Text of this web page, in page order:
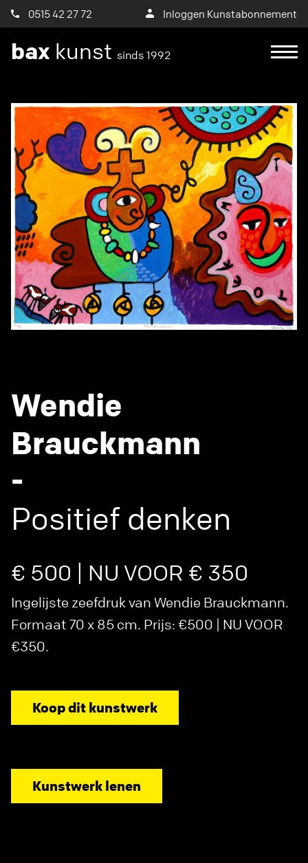
0515 42 27 72 Inloggen Kunstabonnement
bax kunst sinds 1992
Wendie
Brauckmann
-
Positief denken
€ 500 | NU VOOR € 350
Ingelijste zeefdruk van Wendie Brauckmann.
Formaat 70 x 85 cm. Prijs: €500 | NU VOOR
€350.
Koop dit kunstwerk
Kunstwerk lenen